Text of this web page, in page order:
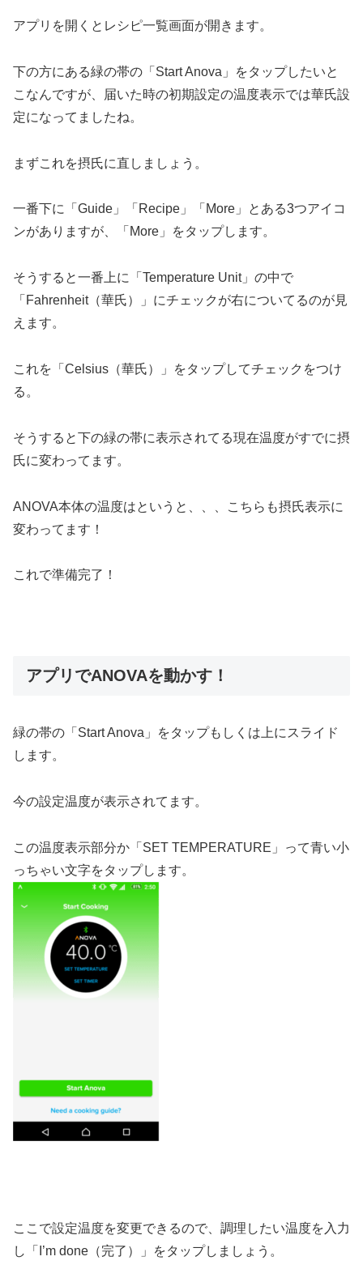
アプリを開くとレシピ一覧画面が開きます。
下の方にある緑の帯の「Start Anova」をタップしたいと
こなんですが、届いた時の初期設定の温度表示では華氏設
定になってましたね。
まずこれを摂氏に直しましょう。
一番下に「Guide」「Recipe」「More」とある3つアイコ
ンがありますが、「More」をタップします。
そうすると一番上に「Temperature Unit」の中で
「Fahrenheit（華氏）」にチェックが右についてるのが見
えます。
これを「Celsius（華氏）」をタップしてチェックをつけ
る。
そうすると下の緑の帯に表示されてる現在温度がすでに摂
氏に変わってます。
ANOVA本体の温度はというと、、、こちらも摂氏表示に
変わってます！
これで準備完了！
アプリでANOVAを動かす！
緑の帯の「Start Anova」をタップもしくは上にスライド
します。
今の設定温度が表示されてます。
この温度表示部分か「SET TEMPERATURE」って青い小
っちゃい文字をタップします。
ここで設定温度を変更できるので、調理したい温度を入力
し「I’m done（完了）」をタップしましょう。